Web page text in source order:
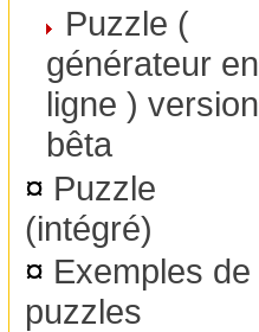
Puzzle (
générateur en
ligne ) version
bêta
¤ Puzzle
(intégré)
¤ Exemples de
puzzles